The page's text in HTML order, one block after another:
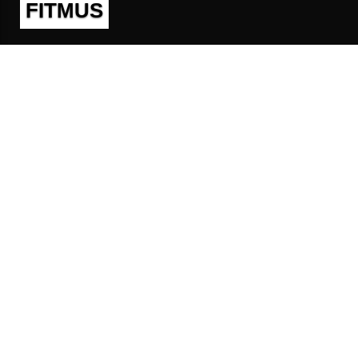
FITMUS